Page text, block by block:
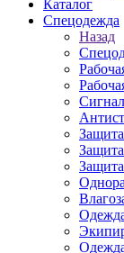
Каталог
Спецодежда
Назад